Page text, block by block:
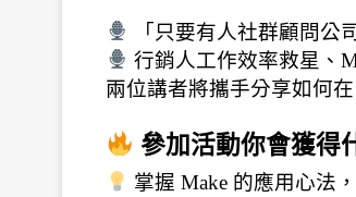
o
o
a
d
s
e
d
I
L
i
n
「只要有人社群顧問
行銷人工作效率救星、
兩位講者將攜手分享如何
參加活動你會獲得
掌握 Make 的應用心法